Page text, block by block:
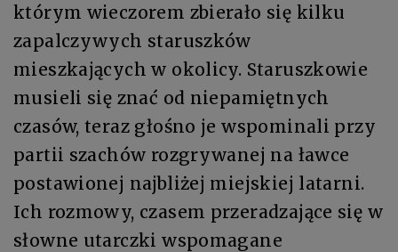
którym wieczorem zbierało się kilku
zapalczywych staruszków
mieszkających w okolicy. Staruszkowie
musieli się znać od niepamiętnych
czasów, teraz głośno je wspominali przy
partii szachów rozgrywanej na ławce
postawionej najbliżej miejskiej latarni.
Ich rozmowy, czasem przeradzające się w
słowne utarczki wspomagane